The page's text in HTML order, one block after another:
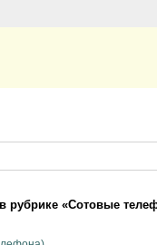
рубрике «Сотовые